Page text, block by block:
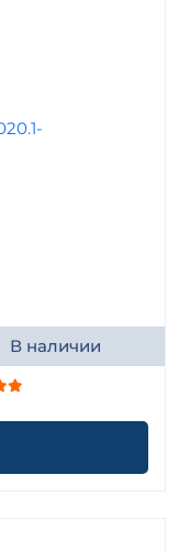
В наличии